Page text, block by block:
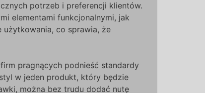
potrzeb i preferencji klientów.
elementami funkcjonalnymi, jak
co sprawia, że
pragnących podnieść standardy
w jeden produkt, który będzie
można bez trudu dodać nutę